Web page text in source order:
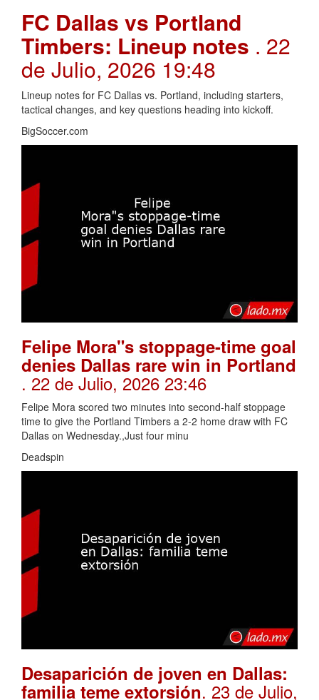
FC Dallas vs Portland
Timbers: Lineup notes . 22
de Julio, 2026 19:48
Lineup notes for FC Dallas vs. Portland, including starters,
tactical changes, and key questions heading into kickoff.
BigSoccer.com
Felipe Mora"s stoppage-time goal
denies Dallas rare win in Portland
. 22 de Julio, 2026 23:46
Felipe Mora scored two minutes into second-half stoppage
time to give the Portland Timbers a 2-2 home draw with FC
Dallas on Wednesday.,Just four minu
Deadspin
Desaparición de joven en Dallas:
familia teme extorsión. 23 de Julio,